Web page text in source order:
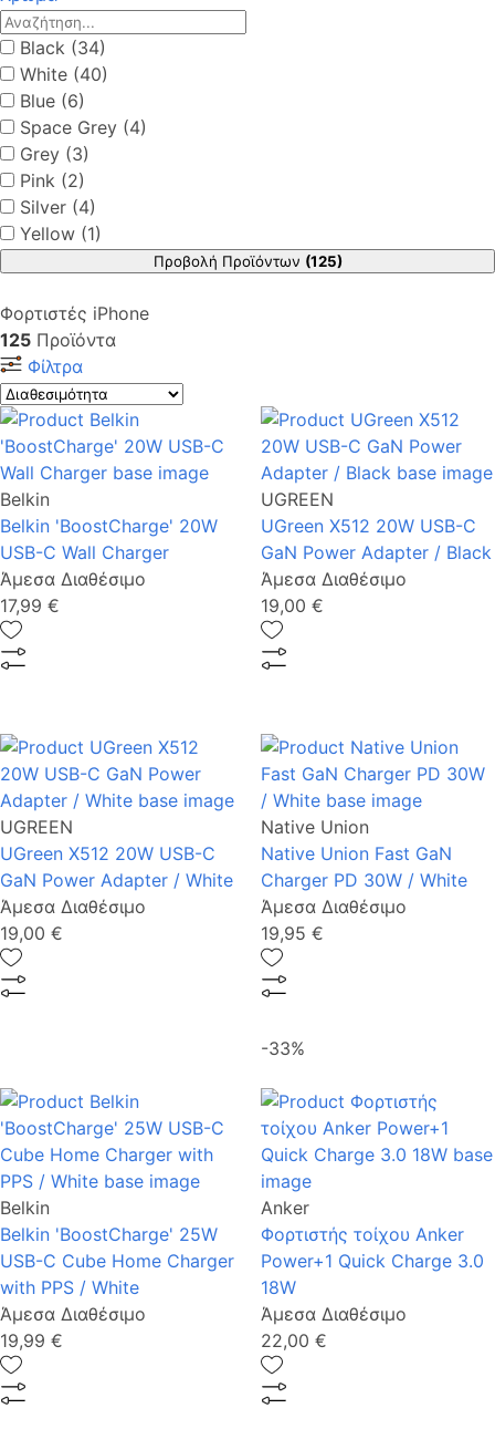
Black (34)
White (40)
Blue (6)
Space Grey (4)
Grey (3)
Pink (2)
Silver (4)
Yellow (1)
Προβολή Προϊόντων (125)
Φορτιστές iPhone
125 Προϊόντα
Φίλτρα
Belkin
Belkin 'BoostCharge' 20W
USB-C Wall Charger
Άμεσα Διαθέσιμο
17,99 €
UGREEN
UGreen Χ512 20W USB-C
GaΝ Power Adapter / Black
Άμεσα Διαθέσιμο
19,00 €
UGREEN
UGreen Χ512 20W USB-C
GaΝ Power Adapter / White
Άμεσα Διαθέσιμο
19,00 €
Native Union
Native Union Fast GaN
Charger PD 30W / White
Άμεσα Διαθέσιμο
19,95 €
-33%
Belkin
Belkin 'BoostCharge' 25W
USB-C Cube Home Charger
with PPS / White
Άμεσα Διαθέσιμο
19,99 €
Anker
Φορτιστής τοίχου Anker
Power+1 Quick Charge 3.0
18W
Άμεσα Διαθέσιμο
22,00 €